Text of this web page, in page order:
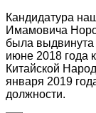
Кандидатура
Имамовича
была
июне 2018 года
Китайской
января 2019
должности.